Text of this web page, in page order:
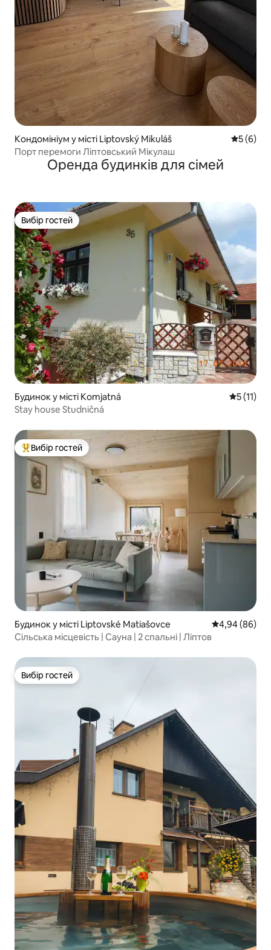
Кондомініум у місті Liptovský Mikuláš Середня
5 (6)
Порт перемоги Ліптовський Мікулаш
Оренда будинків для сімей
Вибір гостей
Вибір гостей
Будинок у місті Komjatná Середня
5 (11)
Stay house Studničná
Топ вибір гостей
Вибір гостей
Будинок у місті Liptovské Matiašovce Середня
4,94 (86)
Сільська місцевість | Сауна | 2 спальні | Ліптов
Вибір гостей
Вибір гостей